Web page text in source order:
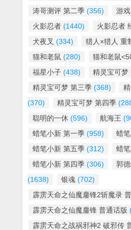
涛哥测评 第二季 (356) 游
火影忍者 (1440) 火影忍者
犬夜叉 (334) 猎人×猎人 重
猫和老鼠 (280) 猫和老鼠
福星小子 (438) 精灵宝可梦
精灵宝可梦 第三季 (368)
(370)
精灵宝可梦 第四季
聪明的一休 (596) 航海王
蜡笔小新 第一季 (958) 蜡
蜡笔小新 第五季 (312) 蜡
蜡笔小新 第四季 (306)
郭
(1638)
银魂 (702)
霹雳天命之仙魔鏖锋2斩魔录
霹雳天命之仙魔鏖锋 普通话版
霹雳天命之战祸邪神2 破邪传